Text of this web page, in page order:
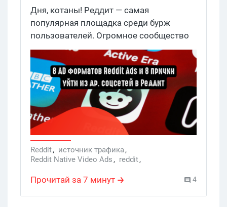
Ads и 8 причин уйти из других
соцсетей в Реддит
Дня, котаны! Реддит — самая
популярная площадка среди бурж
пользователей. Огромное сообщество
разделенное по интересам, языкам,
странам, горячим топикам и пр.
сохраняет дружелюбное отношение к
своим пользователям и
рекламодателям несмотря ни на что.
Пока Твиттер придумывает способы,
как побрить за очередную галочку, ФБ
выжигает аккаунты из-за внутренних
ошибок, Reddit делится успешными
кейсами, внедряет новые рекламные
форматы и дарит $100 каждому реклу
после регистрации. Заходи посмотреть,
Reddit, источник трафика,
Reddit Native Video Ads, reddit,
Прочитай за 7 минут 4